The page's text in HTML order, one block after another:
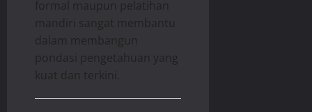
formal maupun pelatihan
mandiri sangat membantu
dalam membangun
pondasi pengetahuan yang
kuat dan terkini.